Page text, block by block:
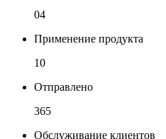
04
Применение продукта
10
Отправлено
365
Обслуживание клиентов